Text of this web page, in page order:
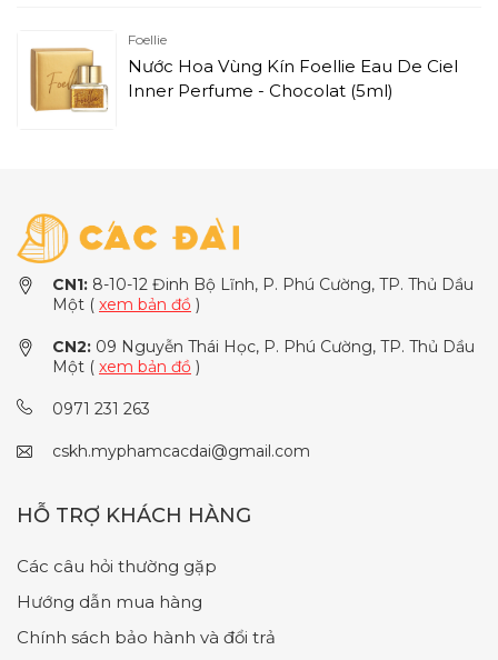
Foellie
Nước Hoa Vùng Kín Foellie Eau De Ciel
Inner Perfume - Chocolat (5ml)
CN1: 8-10-12 Đinh Bộ Lĩnh, P. Phú Cường, TP. Thủ Dầu
Một ( xem bản đồ )
CN2: 09 Nguyễn Thái Học, P. Phú Cường, TP. Thủ Dầu
Một ( xem bản đồ )
0971 231 263
cskh.myphamcacdai@gmail.com
HỖ TRỢ KHÁCH HÀNG
Các câu hỏi thường gặp
Hướng dẫn mua hàng
Chính sách bảo hành và đổi trả